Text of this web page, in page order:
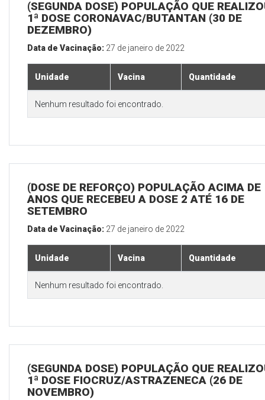
(SEGUNDA DOSE) POPULAÇÃO QUE
1ª DOSE CORONAVAC/BUTANTAN (30 DE
DEZEMBRO)
Data de Vacinação: 27 de janeiro de 2022
Unidade Vacina Quantidade
Nenhum resultado foi encontrado.
(DOSE DE REFORÇO) POPULAÇÃO ACIMA DE
ANOS QUE RECEBEU A DOSE 2 ATÉ 16 DE
SETEMBRO
Data de Vacinação: 27 de janeiro de 2022
Unidade Vacina Quantidade
Nenhum resultado foi encontrado.
(SEGUNDA DOSE) POPULAÇÃO QUE
1ª DOSE FIOCRUZ/ASTRAZENECA (26 DE
NOVEMBRO)